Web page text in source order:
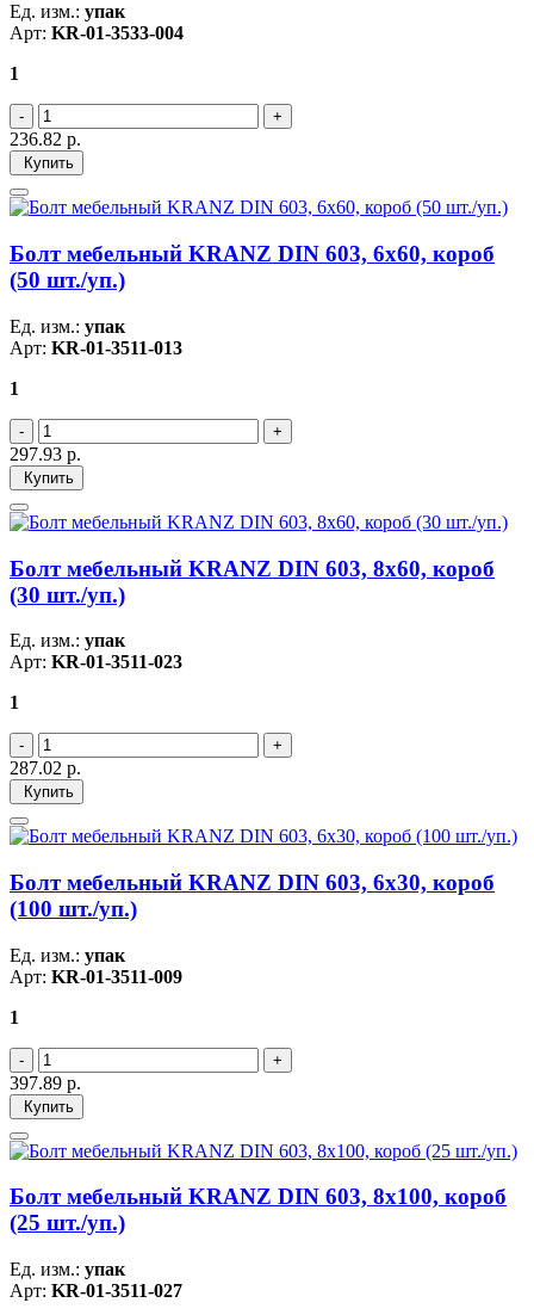
Ед. изм.: упак
Арт: KR-01-3533-004
1
236.82 р.
Купить
Болт мебельный KRANZ DIN 603, 6х60, короб
(50 шт./уп.)
Ед. изм.: упак
Арт: KR-01-3511-013
1
297.93 р.
Купить
Болт мебельный KRANZ DIN 603, 8х60, короб
(30 шт./уп.)
Ед. изм.: упак
Арт: KR-01-3511-023
1
287.02 р.
Купить
Болт мебельный KRANZ DIN 603, 6х30, короб
(100 шт./уп.)
Ед. изм.: упак
Арт: KR-01-3511-009
1
397.89 р.
Купить
Болт мебельный KRANZ DIN 603, 8х100, короб
(25 шт./уп.)
Ед. изм.: упак
Арт: KR-01-3511-027